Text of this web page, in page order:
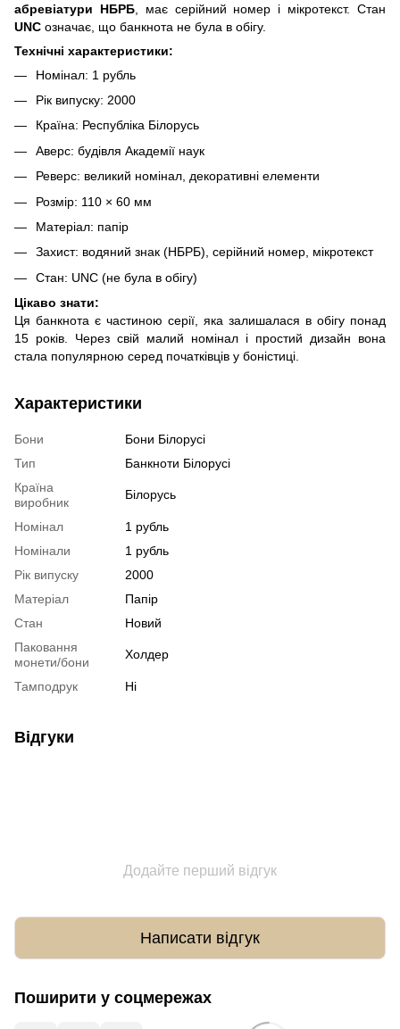
абревіатури НБРБ, має серійний номер і мікротекст. Стан
UNC означає, що банкнота не була в обігу.
Технічні характеристики:
Номінал: 1 рубль
Рік випуску: 2000
Країна: Республіка Білорусь
Аверс: будівля Академії наук
Реверс: великий номінал, декоративні елементи
Розмір: 110 × 60 мм
Матеріал: папір
Захист: водяний знак (НБРБ), серійний номер, мікротекст
Стан: UNC (не була в обігу)
Цікаво знати:
Ця банкнота є частиною серії, яка залишалася в обігу понад
15 років. Через свій малий номінал і простий дизайн вона
стала популярною серед початківців у боністиці.
Характеристики
Бони
Бони Білорусі
Тип
Банкноти Білорусі
Країна
виробник
Білорусь
Номінал
1 рубль
Номінали
1 рубль
Рік випуску
2000
Матеріал
Папір
Стан
Новий
Паковання
монети/бони
Холдер
Тамподрук Ні
Відгуки
Додайте перший відгук
Написати відгук
Поширити у соцмережах